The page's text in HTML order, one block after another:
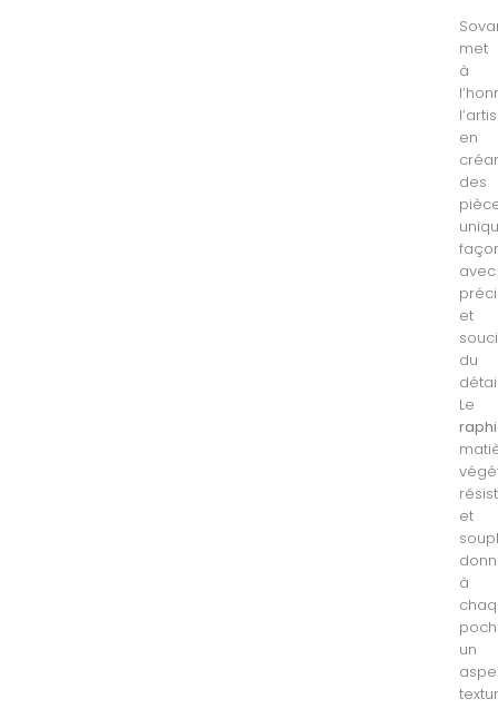
met
à
en
des
avec
et
souci
du
Le
et
à
un